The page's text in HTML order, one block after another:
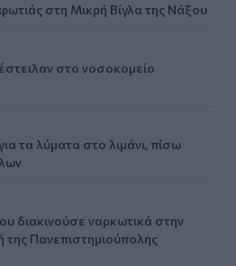
στη Μικρή Βίγλα της Νάξου
στο νοσοκομείο
τα λύματα στο λιμάνι, πίσω
διακινούσε ναρκωτικά στην
της Πανεπιστημιούπολης